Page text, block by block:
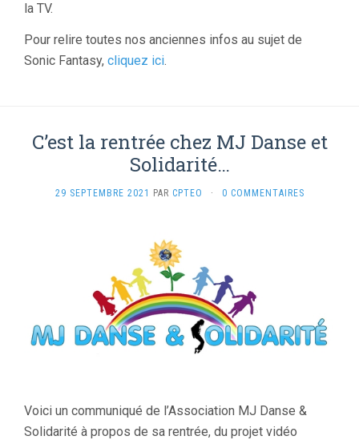
la TV.
Pour relire toutes nos anciennes infos au sujet de
Sonic Fantasy, cliquez ici.
C’est la rentrée chez MJ Danse et
Solidarité…
29 SEPTEMBRE 2021 PAR CPTEO · 0 COMMENTAIRES
Voici un communiqué de l’Association MJ Danse &
Solidarité à propos de sa rentrée, du projet vidéo